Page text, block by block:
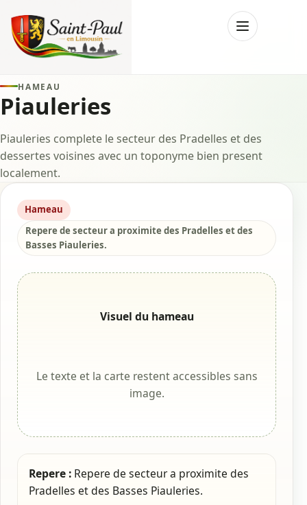
Menu
HAMEAU
Piauleries
Piauleries complete le secteur des Pradelles et des
dessertes voisines avec un toponyme bien present
localement.
Hameau
Repere de secteur a proximite des Pradelles et des
Basses Piauleries.
Visuel du hameau
Le texte et la carte restent accessibles sans
image.
Repere : Repere de secteur a proximite des
Pradelles et des Basses Piauleries.